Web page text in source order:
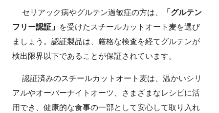
セリアック病やグルテン過敏症の方は、
「グルテン
フリー認証」 を受けたスチールカットオート麦を選び
ましょう。認証製品は、厳格な検査を経てグルテンが
検出限界以下であることが保証されています。
認証済みのスチールカットオート麦は、温かいシリ
アルやオーバーナイトオーツ、さまざまなレシピに活
用でき、健康的な食事の一部として安心して取り入れ